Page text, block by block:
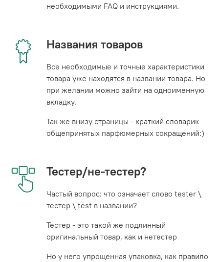
необходимыми FAQ и инструкциями.
Названия товаров
Все необходимые и точные характеристики
товара уже находятся в названии товара. Но
при желании можно зайти на одноименную
вкладку.
Так же внизу страницы - краткий словарик
общепринятых парфюмерных сокращений:)
Тестер/не-тестер?
Частый вопрос: что означает слово tester \
тестер \ test в названии?
Тестер - это такой же подлинный
оригинальный товар, как и нетестер
Но у него упрощенная упаковка, как правило